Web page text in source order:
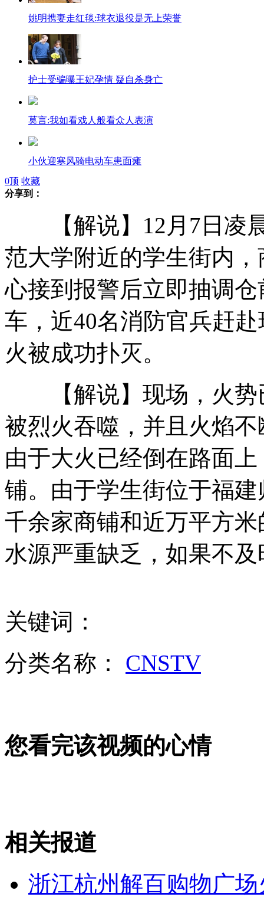
姚明携妻走红毯:球衣退役是无上荣誉
护士受骗曝王妃孕情 疑自杀身亡
莫言:我如看戏人般看众人表演
小伙迎寒风骑电动车患面瘫
管理员为防"蹭公厕"挂出警示牌
莫言:因多收一毛钱让母亲泪流满面
美辉瑞实验室丢失价值70万美元金粉
"刻章救妻"男子退还全部赃款获缓刑
山西运城恶犬咬伤多人 警民合力深夜将其击毙
女孩北京地铁殴打老人 痛下狠手拳打脚踢
外交部：反对强权政治霸凌主义
安徽一实载49人客车翻车
消防员救轻生者 花炮节热闹非凡 减压"枕头大战"
0顶 收藏
分享到：
【解说】12月7日凌晨
范大学附近的学生街内
心接到报警后立即抽调
车，近40名消防官兵赶
火被成功扑灭。
【解说】现场，火势
被烈火吞噬，并且火焰
由于大火已经倒在路面
铺。由于学生街位于福
千余家商铺和近万平方
水源严重缺乏，如果不
关键词：
分类名称： CNSTV
您看完该视频的心情
相关报道
浙江杭州解百购物广